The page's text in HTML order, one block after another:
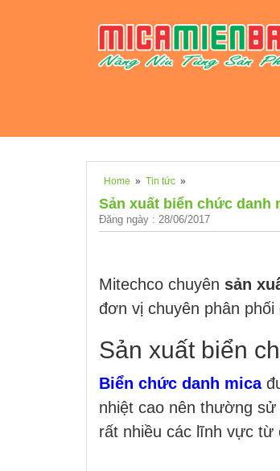
Home » Tin tức »
Sản xuất biển chức danh
Đăng ngày : 28/06/2017
Mitechco chuyên sản
đơn vị chuyên phân
Sản xuất biển
Biển chức danh mica
nhiệt cao nên thường
rất nhiều các lĩnh vực từ